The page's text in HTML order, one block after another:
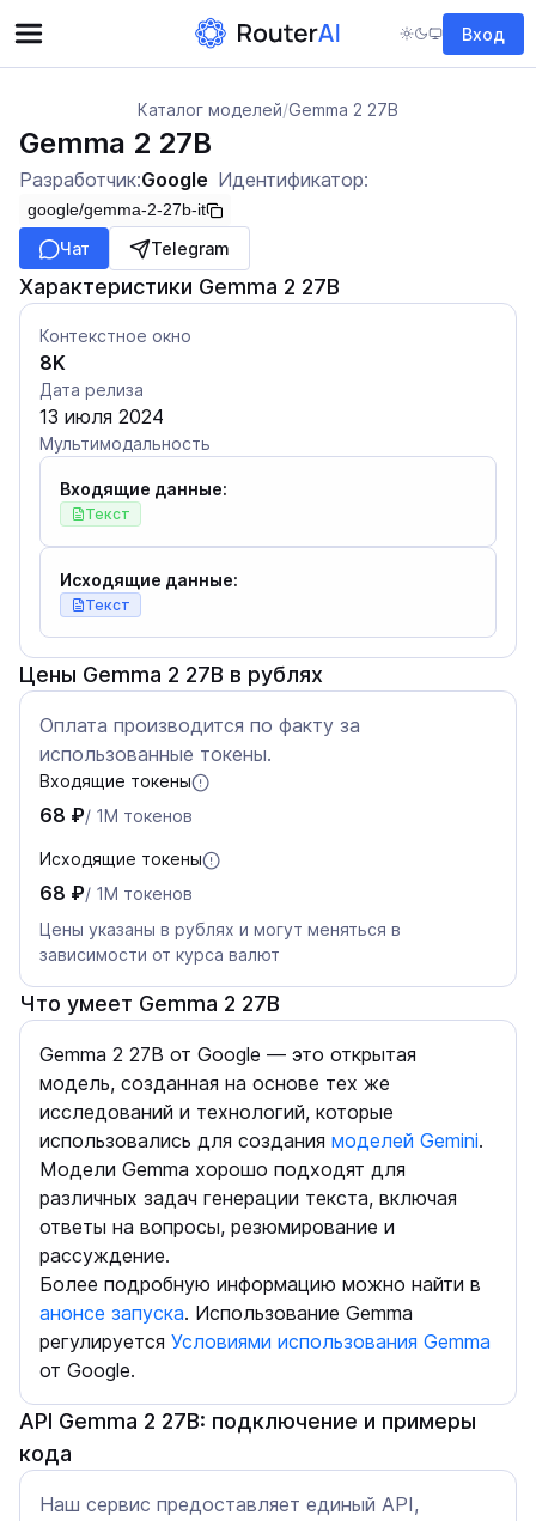
Вход
Каталог моделей/Gemma 2 27B
Gemma 2 27B
Разработчик:Google Идентификатор:
google/gemma-2-27b-it
Чат Telegram
Характеристики Gemma 2 27B
Контекстное окно
8K
Дата релиза
13 июля 2024
Мультимодальность
Входящие данные:
Текст
Исходящие данные:
Текст
Цены Gemma 2 27B в рублях
Оплата производится по факту за
использованные токены.
Входящие токены
68 ₽/ 1M токенов
Исходящие токены
68 ₽/ 1M токенов
Цены указаны в рублях и могут меняться в
зависимости от курса валют
Что умеет Gemma 2 27B
Gemma 2 27B от Google — это открытая
модель, созданная на основе тех же
исследований и технологий, которые
использовались для создания моделей Gemini.
Модели Gemma хорошо подходят для
различных задач генерации текста, включая
ответы на вопросы, резюмирование и
рассуждение.
Более подробную информацию можно найти в
анонсе запуска. Использование Gemma
регулируется Условиями использования Gemma
от Google.
API Gemma 2 27B: подключение и примеры
кода
Наш сервис предоставляет единый API,